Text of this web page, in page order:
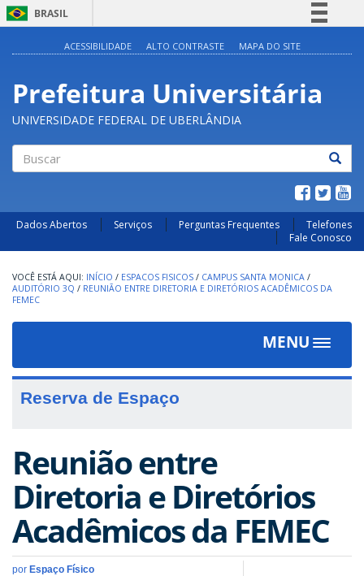
BRASIL
Participe
Acesso à informação
ACESSIBILIDADE ALTO CONTRASTE MAPA DO SITE
Prefeitura Universitária
UNIVERSIDADE FEDERAL DE UBERLÂNDIA
Dados Abertos Serviços Perguntas Frequentes
Telefones
Fale Conosco
INÍCIO / ESPACOS FISICOS / CAMPUS SANTA MONICA /
AUDITÓRIO 3Q / REUNIÃO ENTRE DIRETORIA E DIRETÓRIOS ACADÊMICOS DA
FEMEC
MENU
Toggle
Reserva de Espaço
Reunião entre
Diretoria e Diretórios
Acadêmicos da FEMEC
por Espaço Físico